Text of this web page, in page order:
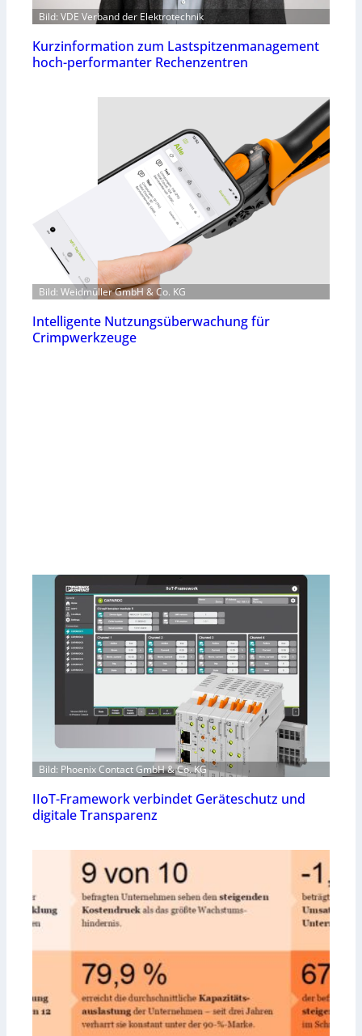
Bild: VDE Verband der Elektrotechnik
Kurzinformation zum Lastspitzenmanagement
hoch-performanter Rechenzentren
Bild: Weidmüller GmbH & Co. KG
Intelligente Nutzungsüberwachung für
Crimpwerkzeuge
Bild: Phoenix Contact GmbH & Co. KG
IIoT-Framework verbindet Geräteschutz und
digitale Transparenz